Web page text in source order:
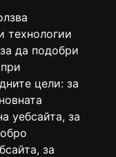
технологии
да подобри
цели: за
уебсайта, за
, за